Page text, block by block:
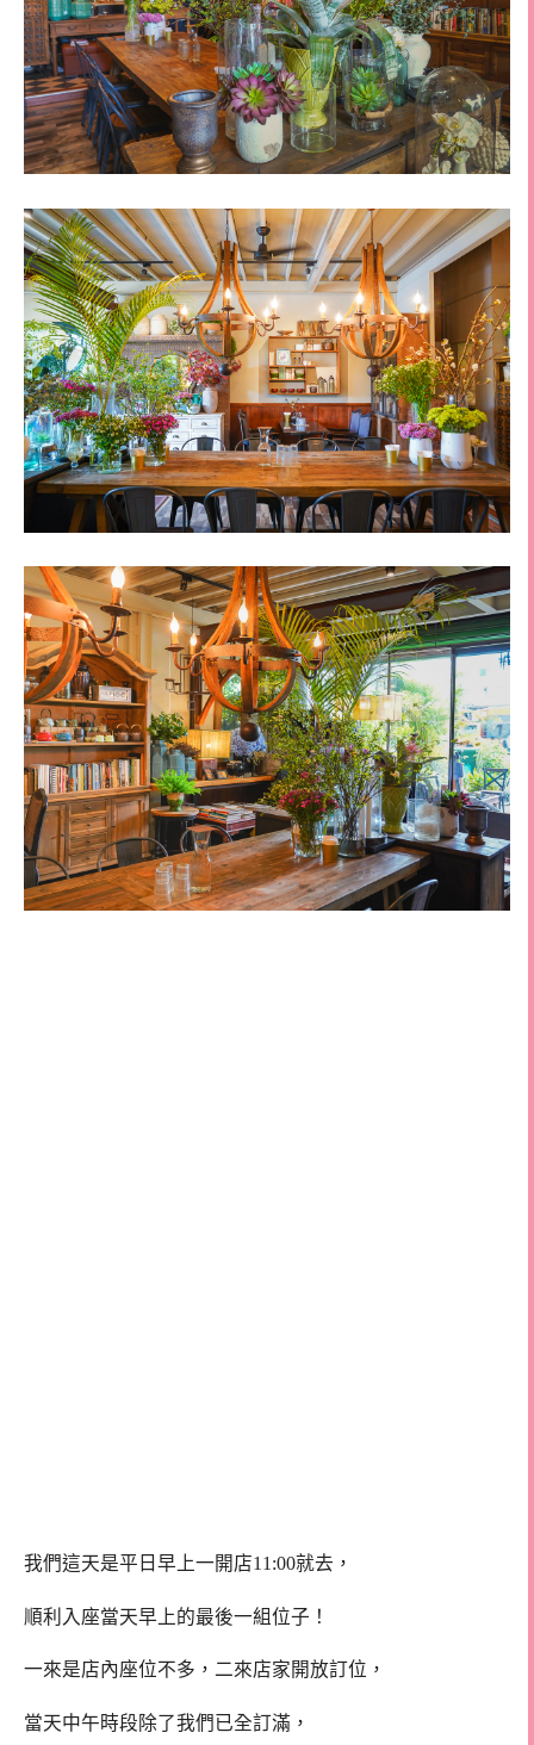
我們這天是平日早上一開店11:00就去，
順利入座當天早上的最後一組位子！
一來是店內座位不多，二來店家開放訂位，
當天中午時段除了我們已全訂滿，